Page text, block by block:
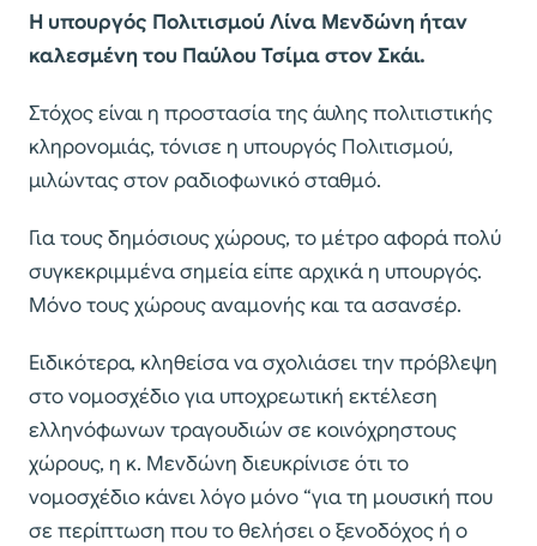
Η υπουργός Πολιτισμού Λίνα Μενδώνη ήταν
καλεσμένη του Παύλου Τσίμα στον Σκάι.
Στόχος είναι η προστασία της άυλης πολιτιστικής
κληρονομιάς, τόνισε η υπουργός Πολιτισμού,
μιλώντας στον ραδιοφωνικό σταθμό.
Για τους δημόσιους χώρους, το μέτρο αφορά πολύ
συγκεκριμμένα σημεία είπε αρχικά η υπουργός.
Μόνο τους χώρους αναμονής και τα ασανσέρ.
Ειδικότερα, κληθείσα να σχολιάσει την πρόβλεψη
στο νομοσχέδιο για υποχρεωτική εκτέλεση
ελληνόφωνων τραγουδιών σε κοινόχρηστους
χώρους, η κ. Μενδώνη διευκρίνισε ότι το
νομοσχέδιο κάνει λόγο μόνο “για τη μουσική που
σε περίπτωση που το θελήσει ο ξενοδόχος ή ο